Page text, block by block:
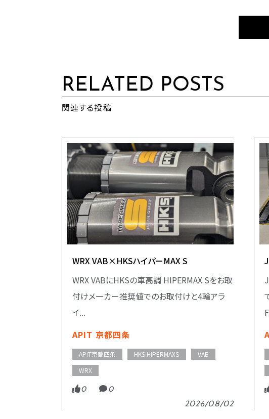
RELATED POSTS
関連する投稿
2026/08/02
WRX VAB×HKSハイパーMAX S
WRX VABにHKSの車高調 HIPERMAX Sをお取
付けメーカー推奨値でのお取付けと4輪アラ
イ...
APIT 京都四条
APIT京都四条 HKS HIPERMAXS
VAB
WRX
0 0